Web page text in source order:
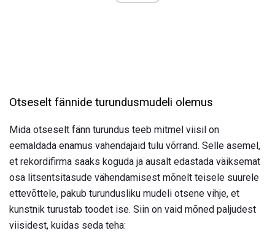
Otseselt fännide turundusmudeli olemus
Mida otseselt fänn turundus teeb mitmel viisil on
eemaldada enamus vahendajaid tulu võrrand. Selle asemel,
et rekordifirma saaks koguda ja ausalt edastada väiksemat
osa litsentsitasude vähendamisest mõnelt teisele suurele
ettevõttele, pakub turundusliku mudeli otsene vihje, et
kunstnik turustab toodet ise. Siin on vaid mõned paljudest
viisidest, kuidas seda teha: